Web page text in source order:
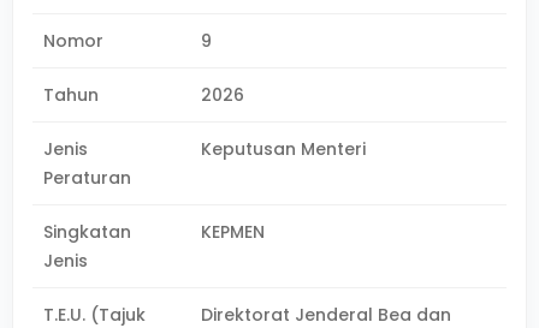
Nomor 9
Tahun 2026
Jenis
Peraturan
Keputusan Menteri
Singkatan
Jenis
KEPMEN
T.E.U. (Tajuk
Direktorat Jenderal Bea dan